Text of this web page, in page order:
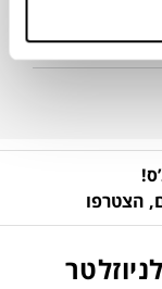
הצטרפו